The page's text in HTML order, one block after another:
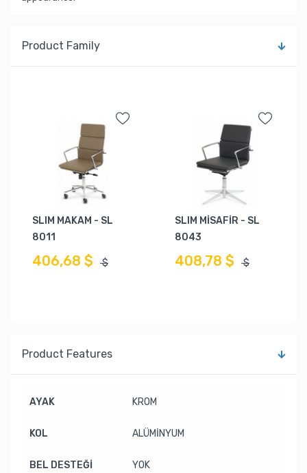
Product Family
SLIM MAKAM - SL
8011
406,68 $ $
SLIM MİSAFİR - SL
8043
408,78 $ $
Product Features
AYAK KROM
KOL ALÜMİNYUM
BEL DESTEĞİ YOK